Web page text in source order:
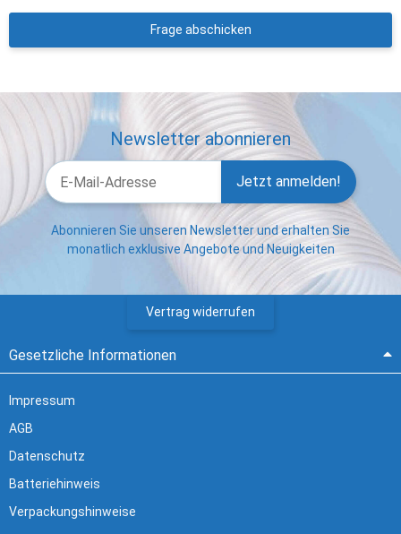
Frage abschicken
Newsletter abonnieren
Jetzt anmelden!
Abonnieren Sie unseren Newsletter und erhalten Sie
monatlich exklusive Angebote und Neuigkeiten
Vertrag widerrufen
Gesetzliche Informationen
Impressum
AGB
Datenschutz
Batteriehinweis
Verpackungshinweise